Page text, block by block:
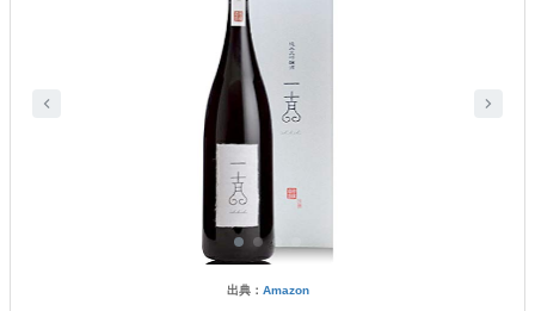
出典： Amazon